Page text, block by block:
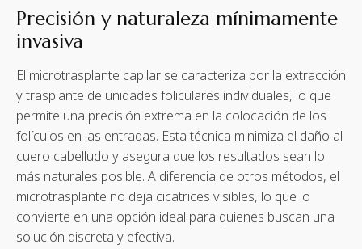
Precisión y naturaleza mínimamente
invasiva
El microtrasplante capilar se caracteriza por la extracción
y trasplante de unidades foliculares individuales, lo que
permite una precisión extrema en la colocación de los
folículos en las entradas. Esta técnica minimiza el daño al
cuero cabelludo y asegura que los resultados sean lo
más naturales posible. A diferencia de otros métodos, el
microtrasplante no deja cicatrices visibles, lo que lo
convierte en una opción ideal para quienes buscan una
solución discreta y efectiva.